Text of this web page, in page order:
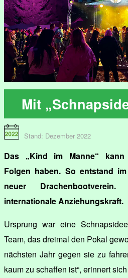
Mit
Stand: Dezember 2022
Das „Kind im Manne“ kann
Folgen haben. So entstand
neuer
internationale Anziehungskraft.
Ursprung war eine
Team, das dreimal den Pokal
nächsten Jahr gegen sie zu
kaum zu schaffen ist“, erinnert sich